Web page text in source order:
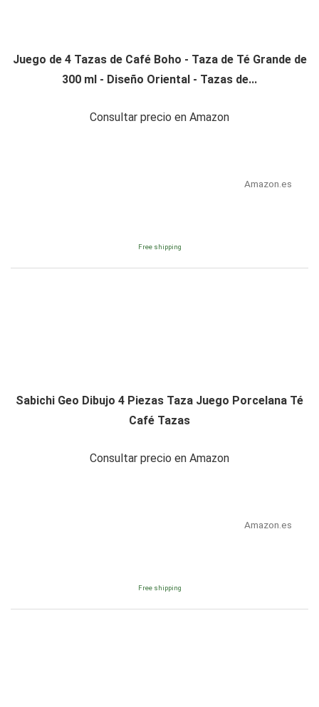
Juego de 4 Tazas de Café Boho - Taza de Té Grande de
300 ml - Diseño Oriental - Tazas de...
Consultar precio en Amazon
Amazon.es
Free shipping
Sabichi Geo Dibujo 4 Piezas Taza Juego Porcelana Té
Café Tazas
Consultar precio en Amazon
Amazon.es
Free shipping